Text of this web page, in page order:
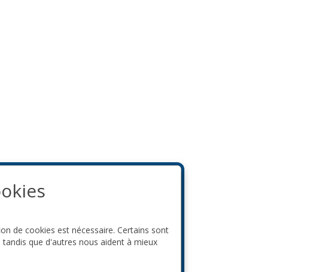
de cookies est nécessaire. Certains sont
que d'autres nous aident à mieux